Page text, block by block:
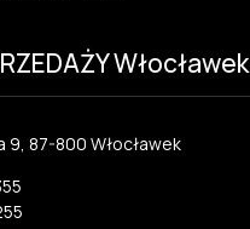
Włocławek
9, 87-800 Włocławek